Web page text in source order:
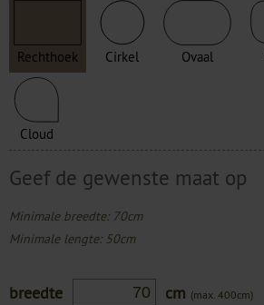
Rechthoek Cirkel Ovaal
Cloud
Geef de gewenste maat op
Minimale breedte: 70cm
Minimale lengte: 50cm
breedte cm (max. 400cm)